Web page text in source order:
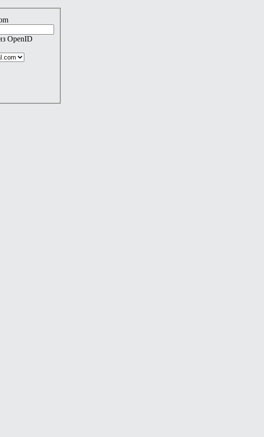
OpenID